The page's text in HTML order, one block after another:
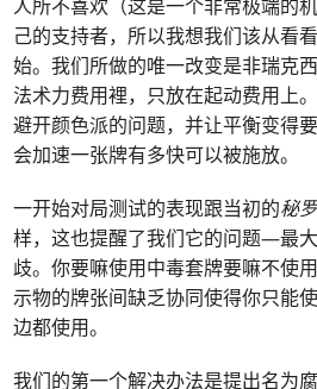
人所不喜欢（这是一个非常极端的
己的支持者，所以我想我们该从看
始。我们所做的唯一改变是非瑞克
法术力费用裡，只放在起动费用上
避开颜色派的问题，并让平衡变得
会加速一张牌有多快可以被施放。
一开始对局测试的表现跟当初的秘
样，这也提醒了我们它的问题—最
歧。你要嘛使用中毒套牌要嘛不使
示物的牌张间缺乏协同使得你只能
边都使用。
我们的第一个解决办法是提出名为